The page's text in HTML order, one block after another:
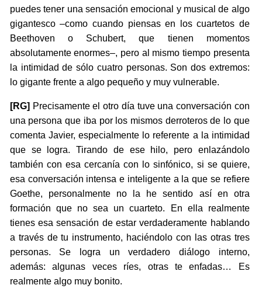
puedes tener una sensación emocional y musical de algo
gigantesco –como cuando piensas en los cuartetos de
Beethoven o Schubert, que tienen momentos
absolutamente enormes–, pero al mismo tiempo presenta
la intimidad de sólo cuatro personas. Son dos extremos:
lo gigante frente a algo pequeño y muy vulnerable.
[RG] Precisamente el otro día tuve una conversación con
una persona que iba por los mismos derroteros de lo que
comenta Javier, especialmente lo referente a la intimidad
que se logra. Tirando de ese hilo, pero enlazándolo
también con esa cercanía con lo sinfónico, si se quiere,
esa conversación intensa e inteligente a la que se refiere
Goethe, personalmente no la he sentido así en otra
formación que no sea un cuarteto. En ella realmente
tienes esa sensación de estar verdaderamente hablando
a través de tu instrumento, haciéndolo con las otras tres
personas. Se logra un verdadero diálogo interno,
además: algunas veces ríes, otras te enfadas… Es
realmente algo muy bonito.